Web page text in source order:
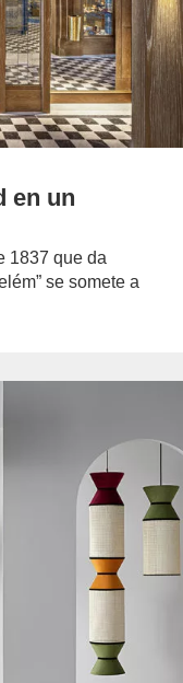
en un
1837 que da
se somete a